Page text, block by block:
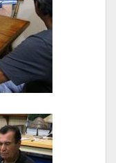
de Linha Ojeriza